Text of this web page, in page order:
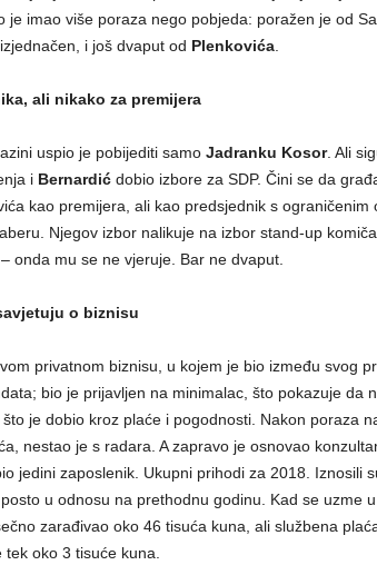
je imao više poraza nego pobjeda: poražen je od
i još dvaput od Plenkovića.
ali nikako za premijera
uspio je pobijediti samo Jadranku Kosor. Ali
i Bernardićdobio izbore za SDP. Čini se da
kao premijera, ali kao predsjednik s ograničenim
Njegov izbor nalikuje na izbor stand-up
onda mu se ne vjeruje. Bar ne dvaput.
o biznisu
privatnom biznisu, u kojem je bio između svog
bio je prijavljen na minimalac, što pokazuje da
je dobio kroz plaće i pogodnosti. Nakon poraza
nestao je s radara. A zapravo je osnovao
jedini zaposlenik. Ukupni prihodi za 2018. Iznosili
u odnosu na prethodnu godinu. Kad se uzme
zarađivao oko 46 tisuća kuna, ali službena
oko 3 tisuće kuna.